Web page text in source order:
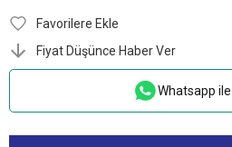
Favorilere Ekle
Fiyat Düşünce Haber Ver
Whatsapp